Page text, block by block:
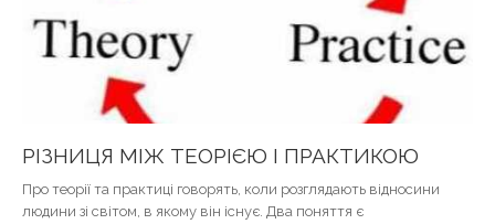
РІЗНИЦЯ МІЖ ТЕОРІЄЮ І ПРАКТИКОЮ
Про теорії та практиці говорять, коли розглядають відносини
людини зі світом, в якому він існує. Два поняття є